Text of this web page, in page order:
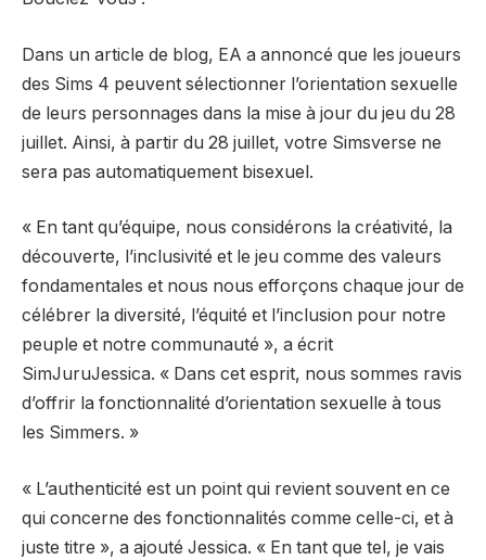
Dans un article de blog, EA a annoncé que les joueurs
des Sims 4 peuvent sélectionner l’orientation sexuelle
de leurs personnages dans la mise à jour du jeu du 28
juillet. Ainsi, à partir du 28 juillet, votre Simsverse ne
sera pas automatiquement bisexuel.
« En tant qu’équipe, nous considérons la créativité, la
découverte, l’inclusivité et le jeu comme des valeurs
fondamentales et nous nous efforçons chaque jour de
célébrer la diversité, l’équité et l’inclusion pour notre
peuple et notre communauté », a écrit
SimJuruJessica. « Dans cet esprit, nous sommes ravis
d’offrir la fonctionnalité d’orientation sexuelle à tous
les Simmers. »
« L’authenticité est un point qui revient souvent en ce
qui concerne des fonctionnalités comme celle-ci, et à
juste titre », a ajouté Jessica. « En tant que tel, je vais